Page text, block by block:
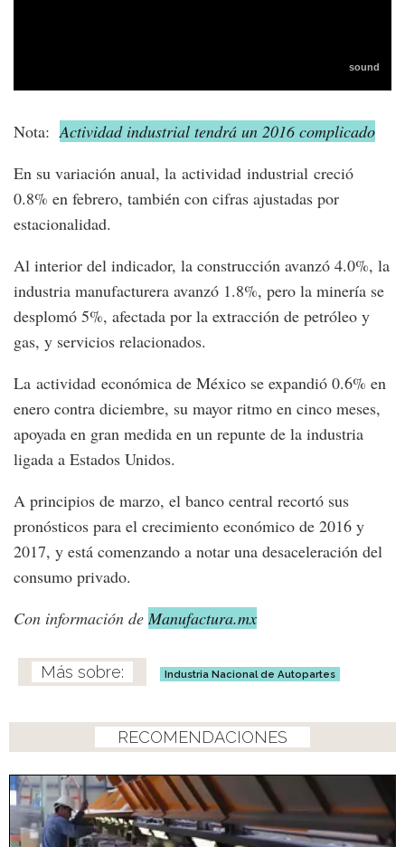
Nota: Actividad industrial tendrá un 2016 complicado
En su variación anual, la actividad industrial creció
0.8% en febrero, también con cifras ajustadas por
estacionalidad.
Al interior del indicador, la construcción avanzó 4.0%, la
industria manufacturera avanzó 1.8%, pero la minería se
desplomó 5%, afectada por la extracción de petróleo y
gas, y servicios relacionados.
La actividad económica de México se expandió 0.6% en
enero contra diciembre, su mayor ritmo en cinco meses,
apoyada en gran medida en un repunte de la industria
ligada a Estados Unidos.
A principios de marzo, el banco central recortó sus
pronósticos para el crecimiento económico de 2016 y
2017, y está comenzando a notar una desaceleración del
consumo privado.
Con información deManufactura.mx
Industria Nacional de Autopartes
RECOMENDACIONES